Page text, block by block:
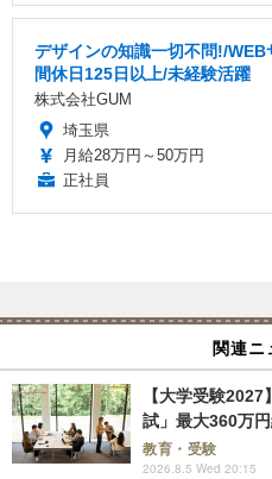
デザインの知識一切不問!/
間休日125日以上/未経験活躍
株式会社GUM
埼玉県
月給28万円～50万円
正社員
関連ニ
【大学受験
試」最大360万
教育・受験
2026.8.5 Wed 20:15